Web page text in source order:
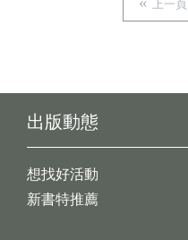
上一頁
出版動態
想找好活動
新書特推薦